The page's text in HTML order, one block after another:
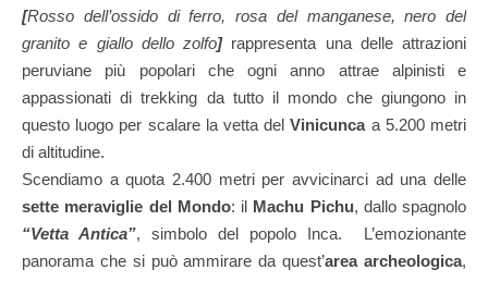
[Rosso dell’ossido di ferro, rosa del manganese, nero del
granito e giallo dello zolfo]rappresenta una delle attrazioni
peruviane più popolari che ogni anno attrae alpinisti e
appassionati di trekking da tutto il mondo che giungono in
questo luogo per scalare la vetta delVinicuncaa 5.200 metri
di altitudine.
Scendiamo a quota 2.400 metri per avvicinarci ad una delle
sette meraviglie del Mondo: il Machu Pichu, dallo spagnolo
“Vetta Antica”, simbolo del popolo Inca. L’emozionante
panorama che si può ammirare da quest’area archeologica,